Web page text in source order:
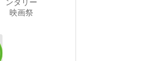
ンタリー
映画祭